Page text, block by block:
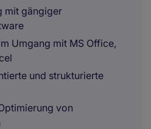
mit gängiger
Umgang mit MS Office,
und strukturierte
von